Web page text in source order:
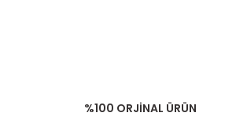
%100 ORJİNAL ÜRÜN